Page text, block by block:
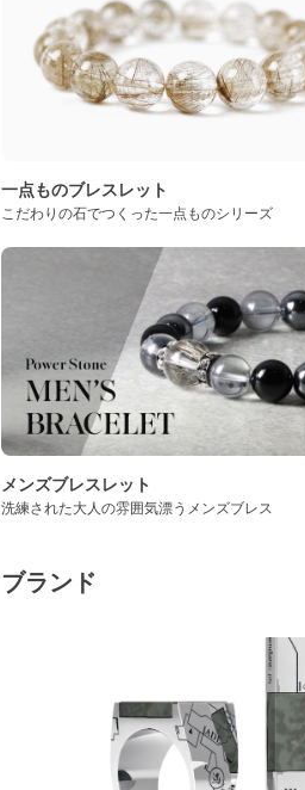
一点ものブレスレット
こだわりの石でつくった一点ものシリーズ
メンズブレスレット
洗練された大人の雰囲気漂うメンズブレス
ブランド